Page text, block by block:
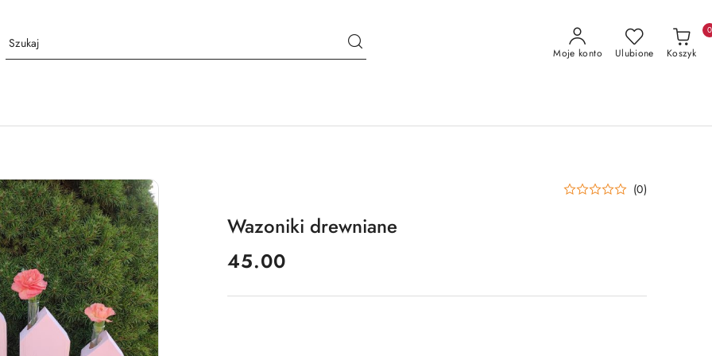
Moje konto Ulubione Koszyk
0
(0)
Wazoniki drewniane
cena:
45.00